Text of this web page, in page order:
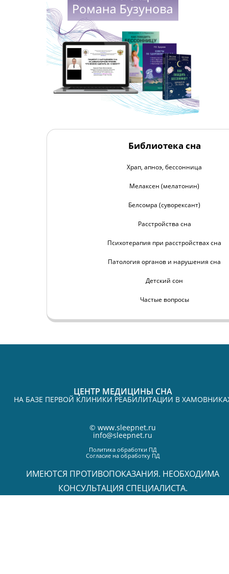
Библиотека сна
Храп, апноэ, бессонница
Мелаксен (мелатонин)
Белсомра (суворексант)
Расстройства сна
Психотерапия при расстройствах сна
Патология органов и нарушения сна
Детский сон
Частые вопросы
ЦЕНТР МЕДИЦИНЫ СНА
НА БАЗЕ ПЕРВОЙ КЛИНИКИ РЕАБИЛИТАЦИИ В
© www.sleepnet.ru
info@sleepnet.ru
Политика обработки ПД
Согласие на обработку ПД
ИМЕЮТСЯ ПРОТИВОПОКАЗАНИЯ. НЕОБХОДИМА
КОНСУЛЬТАЦИЯ СПЕЦИАЛИСТА.